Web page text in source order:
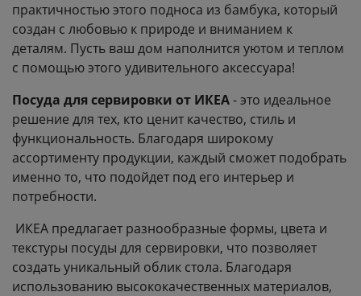
практичностью этого подноса из бамбука, который
создан с любовью к природе и вниманием к
деталям. Пусть ваш дом наполнится уютом и теплом
с помощью этого удивительного аксессуара!
Посуда для сервировки от ИКЕА- это идеальное
решение для тех, кто ценит качество, стиль и
функциональность. Благодаря широкому
ассортименту продукции, каждый сможет подобрать
именно то, что подойдет под его интерьер и
потребности.
ИКЕА предлагает разнообразные формы, цвета и
текстуры посуды для сервировки, что позволяет
создать уникальный облик стола. Благодаря
использованию высококачественных материалов,